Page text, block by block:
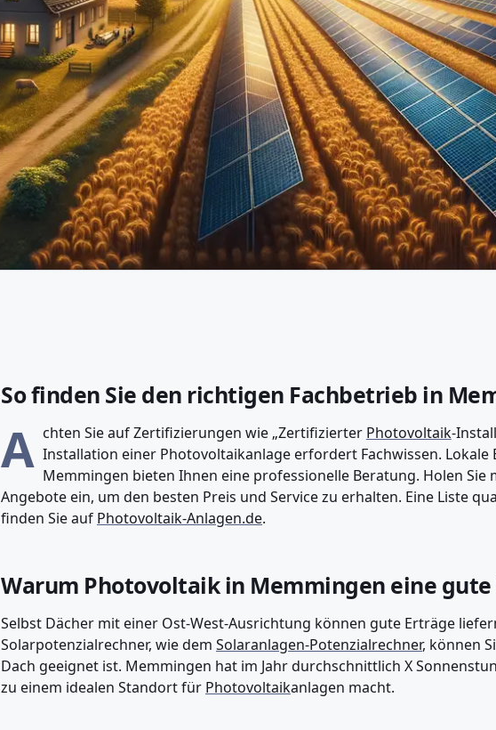
So finden Sie den richtigen Fachbetrieb in
A chten Sie auf Zertifizierungen wie „Zertifizierter Photovoltaik-
Installation einer Photovoltaikanlage erfordert Fachwissen. Lokale
Memmingen bieten Ihnen eine professionelle Beratung. Holen Sie
Angebote ein, um den besten Preis und Service zu erhalten. Eine Liste
finden Sie auf Photovoltaik-Anlagen.de.
Warum Photovoltaik in Memmingen eine
Selbst Dächer mit einer Ost-West-Ausrichtung können gute Erträge
Solarpotenzialrechner, wie dem Solaranlagen-Potenzialrechner, können
Dach geeignet ist. Memmingen hat im Jahr durchschnittlich X
zu einem idealen Standort für Photovoltaikanlagen macht.